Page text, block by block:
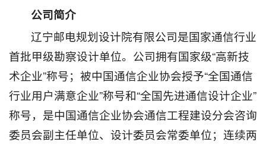
公司简介
辽宁邮电规划设计院有限公司是国家通信行业
首批甲级勘察设计单位。公司拥有国家级“高新技
术企业”称号；被中国通信企业协会授予“全国通信
行业用户满意企业”称号和“全国先进通信设计企业”
称号，是中国通信企业协会通信工程建设分会咨询
委员会副主任单位、设计委员会常委单位；连续两